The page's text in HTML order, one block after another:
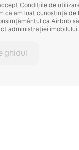
Condițiile de
că am luat cunoștință de
ca Airbnb
administrației imobilului.
ghidul